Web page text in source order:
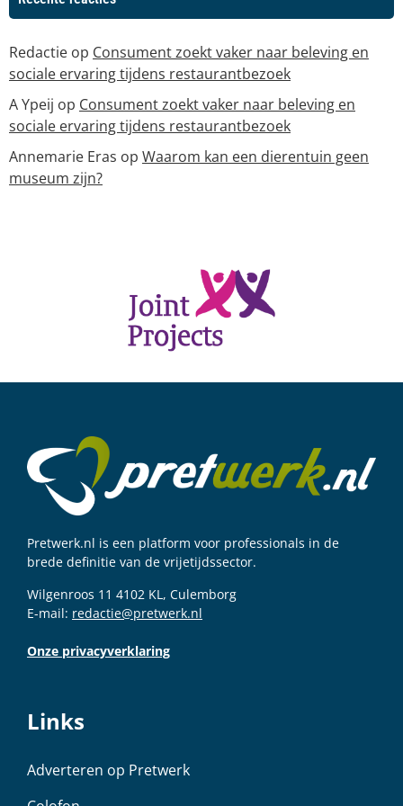
Redactie op Consument zoekt vaker naar beleving en
sociale ervaring tijdens restaurantbezoek
A Ypeij op Consument zoekt vaker naar beleving en
sociale ervaring tijdens restaurantbezoek
Annemarie Eras op Waarom kan een dierentuin geen
museum zijn?
Pretwerk.nl is een platform voor professionals in de
brede definitie van de vrijetijdssector.
Wilgenroos 11 4102 KL, Culemborg
E-mail: redactie@pretwerk.nl
Onze privacyverklaring
Links
Adverteren op Pretwerk